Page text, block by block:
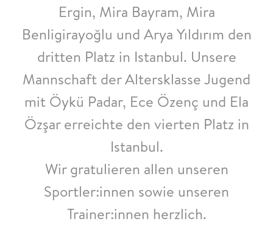
Ergin, Mira Bayram, Mira
Benligirayoğlu und Arya Yıldırım den
dritten Platz in Istanbul. Unsere
Mannschaft der Altersklasse Jugend
mit Öykü Padar, Ece Özenç und Ela
Özşar erreichte den vierten Platz in
Istanbul.
Wir gratulieren allen unseren
Sportler:innen sowie unseren
Trainer:innen herzlich.